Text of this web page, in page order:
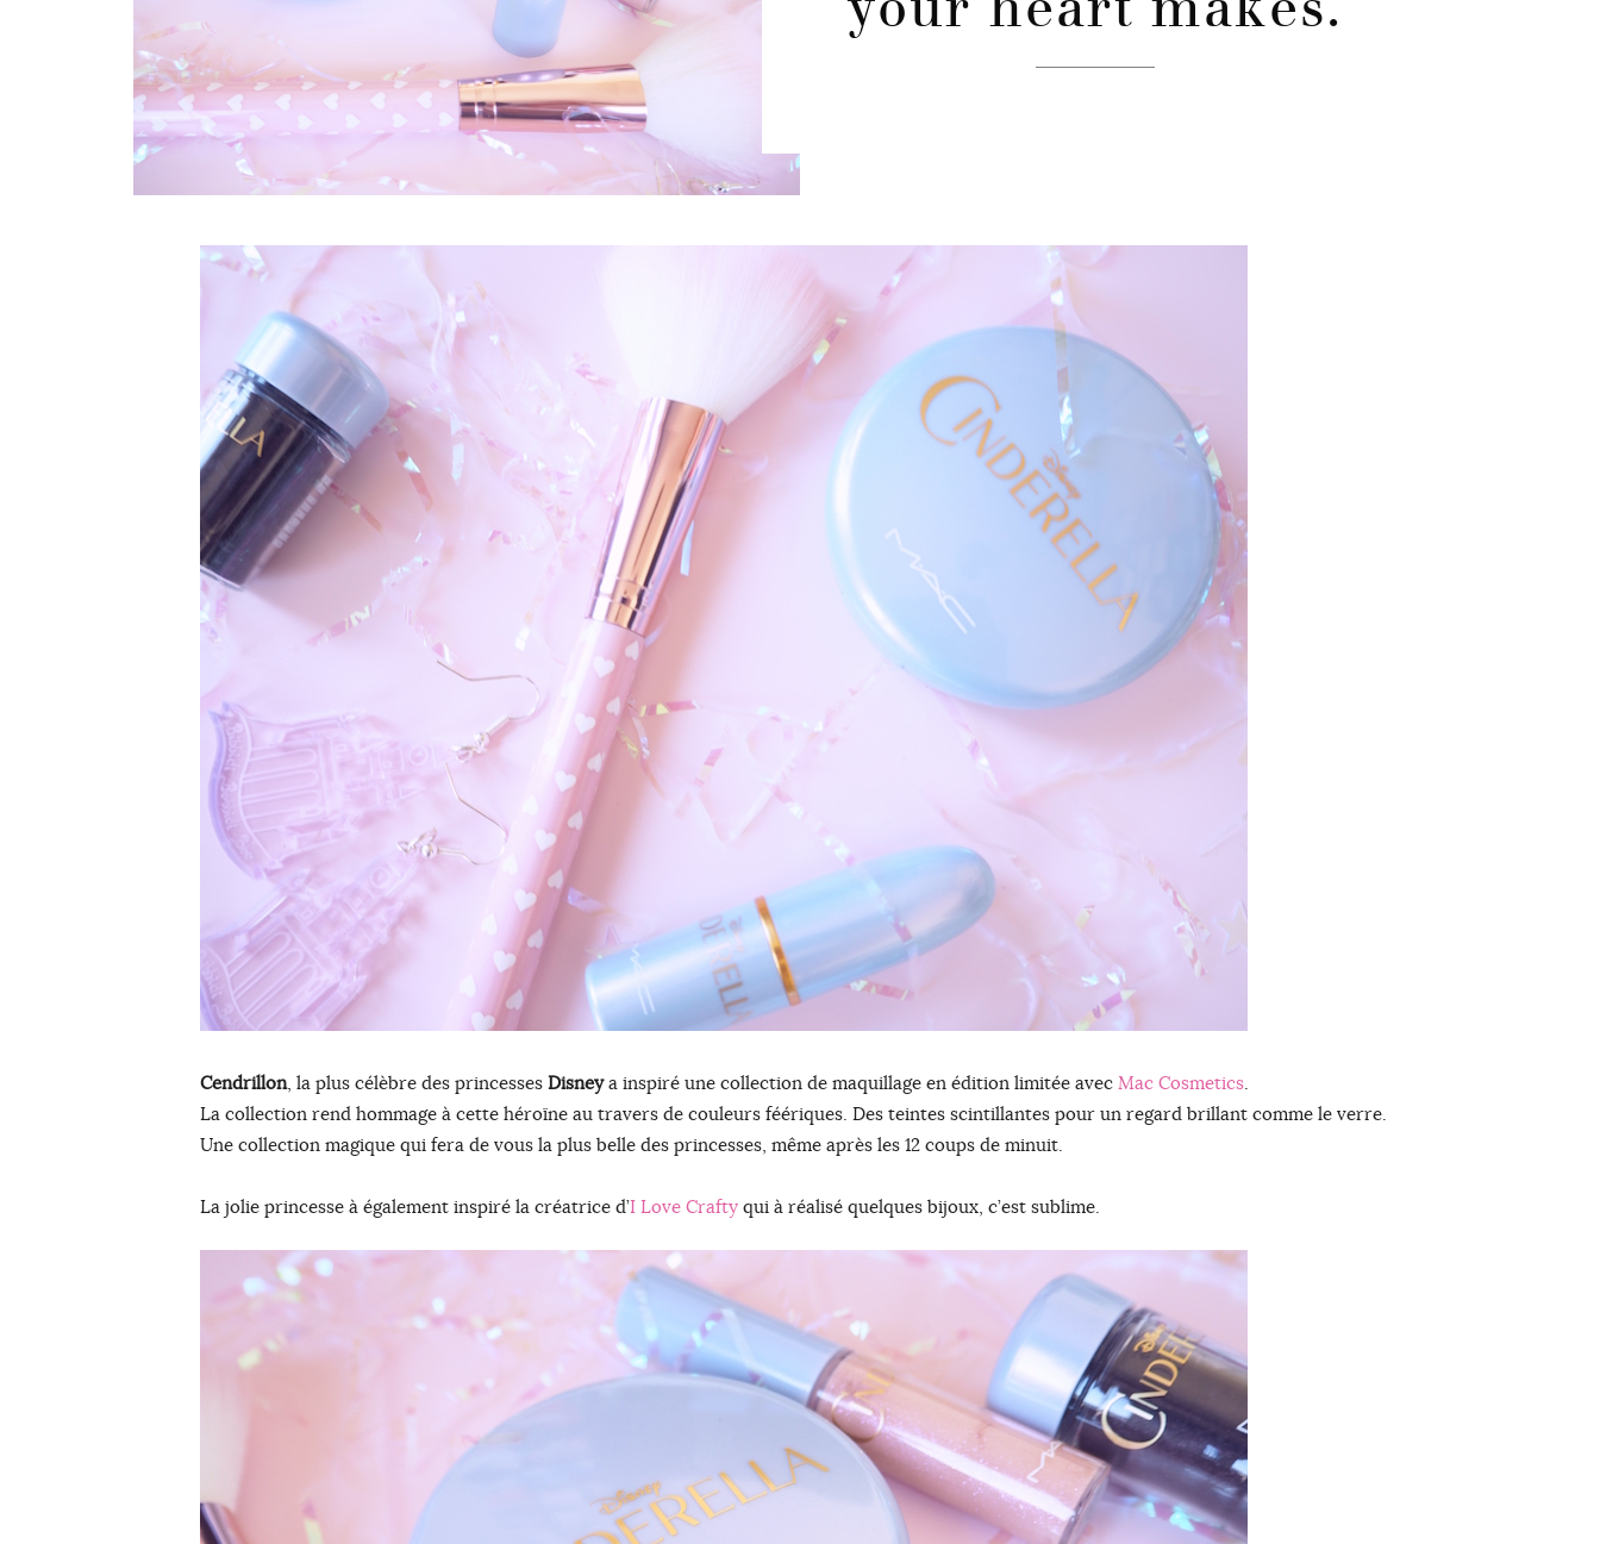
Cendrillon, la plus célèbre des princesses Disneya inspiré une collection de maquillage en édition limitée avec Mac Cosmetics.
La collection rend hommage à cette héroïne au travers de couleurs féériques. Des teintes scintillantes pour un regard brillant comme le verre.
Une collection magique qui fera de vous la plus belle des princesses, même après les 12 coups de minuit.
La jolie princesse à également inspiré la créatrice d’I Love Crafty qui à réalisé quelques bijoux, c’est sublime.